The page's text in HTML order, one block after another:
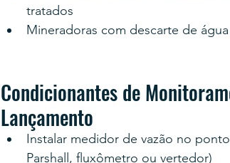
tratados
Mineradoras com descarte de
Condicionantes de
Lançamento
Instalar medidor de vazão no
Parshall, fluxômetro ou vertedor)